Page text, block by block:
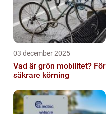
03 december 2025
Vad är grön mobilitet? För
säkrare körning